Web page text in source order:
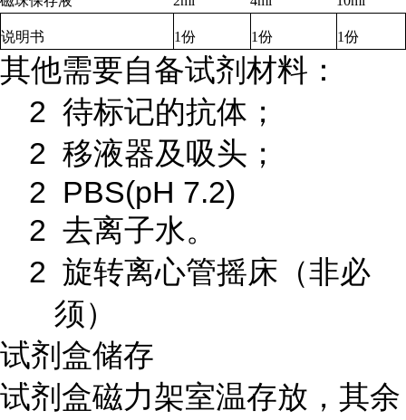
说明书 1份 1份 1份
其他需要自备试剂材料：
2 待标记的抗体；
2 移液器及吸头；
2 PBS(pH 7.2)
2 去离子水。
2 旋转离心管摇床（非必
须）
试剂盒储存
试剂盒磁力架室温存放，其余